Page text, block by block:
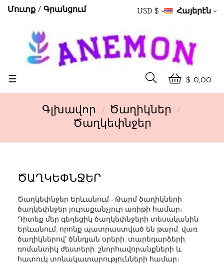
Մուտք Գրանցում USD $ Հայերէն
$ 0,00
Toggle
☰
Գլխավոր
Ծաղիկներ
Ծաղկեփնջեր
ԾԱՂԿԵՓՆՋԵՐ
Ծաղկեփնջեր Երևանում - Թարմ ծաղիկների
ծաղկեփնջեր յուրաքանչյուր առիթի համար։
Դիտեք մեր գեղեցիկ ծաղկեփնջերի տեսականին
Երևանում, որոնք պատրաստված են թարմ, վառ
ծաղիկներով՝ ծննդյան օրերի, տարեդարձերի,
ռոմանտիկ ժեստերի, շնորհավորանքների և
հատուկ տոնակատարությունների համար։